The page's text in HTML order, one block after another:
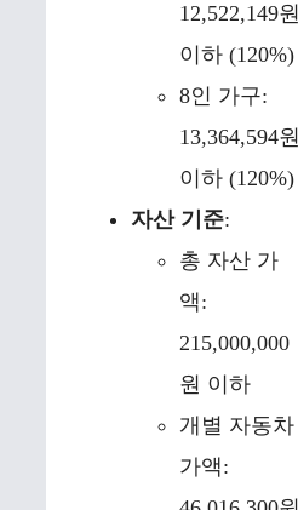
12,522,149원
이하 (120%)
8인 가구:
13,364,594원
이하 (120%)
자산 기준:
총 자산 가
액:
215,000,000
원 이하
개별 자동차
가액: